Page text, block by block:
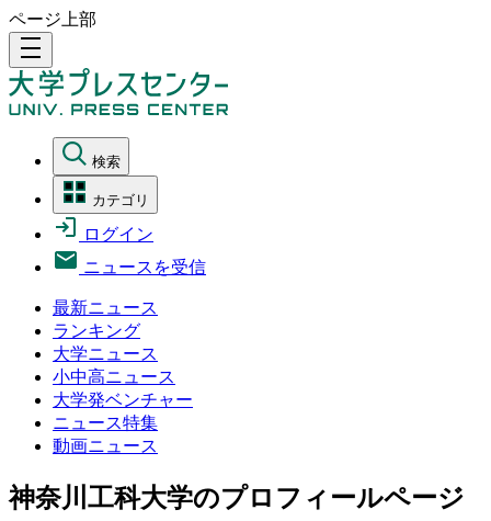
ページ上部
density_medium
検索
カテゴリ
ログイン
ニュースを受信
最新ニュース
ランキング
大学ニュース
小中高ニュース
大学発ベンチャー
ニュース特集
動画ニュース
神奈川工科大学のプロフィールページ